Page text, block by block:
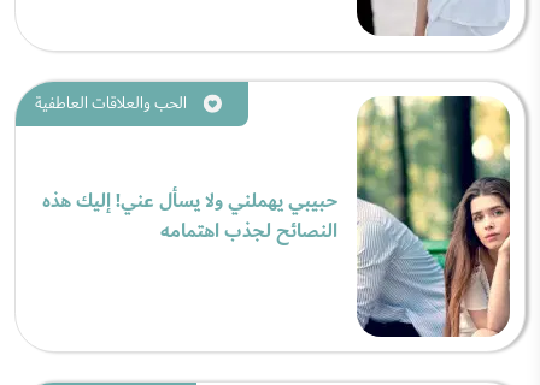
الحب والعلاقات العاطفية
حبيبي يهملني ولا يسأل عني! إليك هذه
النصائح لجذب اهتمامه